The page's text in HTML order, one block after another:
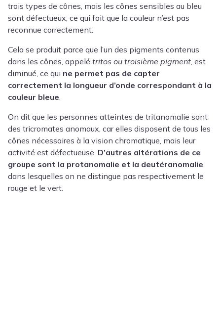
trois types de cônes, mais les cônes sensibles au bleu
sont défectueux, ce qui fait que la couleur n’est pas
reconnue correctement.
Cela se produit parce que l’un des pigments contenus
dans les cônes, appelé tritos ou troisième pigment , est
diminué, ce qui ne permet pas de capter
correctement la longueur d’onde correspondant à la
couleur bleue
On dit que les personnes atteintes de tritanomalie sont
des tricromates anomaux, car elles disposent de tous les
cônes nécessaires à la vision chromatique, mais leur
activité est défectueuse. D’autres altérations de ce
groupe sont la protanomalie et la deutéranomalie
dans lesquelles on ne distingue pas respectivement le
rouge et le vert.